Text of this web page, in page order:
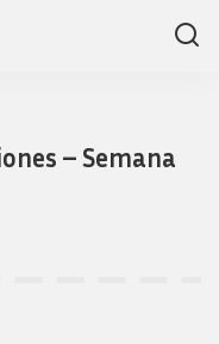
– Semana